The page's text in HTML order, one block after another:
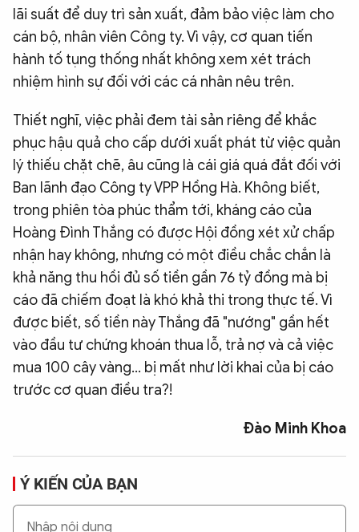
lãi suất để duy trì sản xuất, đảm bảo việc làm cho
cán bộ, nhân viên Công ty. Vì vậy, cơ quan tiến
hành tố tụng thống nhất không xem xét trách
nhiệm hình sự đối với các cá nhân nêu trên.
Thiết nghĩ, việc phải đem tài sản riêng để khắc
phục hậu quả cho cấp dưới xuất phát từ việc quản
lý thiếu chặt chẽ, âu cũng là cái giá quá đắt đối với
Ban lãnh đạo Công ty VPP Hồng Hà. Không biết,
trong phiên tòa phúc thẩm tới, kháng cáo của
Hoàng Đình Thắng có được Hội đồng xét xử chấp
nhận hay không, nhưng có một điều chắc chắn là
khả năng thu hồi đủ số tiền gần 76 tỷ đồng mà bị
cáo đã chiếm đoạt là khó khả thi trong thực tế. Vì
được biết, số tiền này Thắng đã "nướng" gần hết
vào đầu tư chứng khoán thua lỗ, trả nợ và cả việc
mua 100 cây vàng... bị mất như lời khai của bị cáo
trước cơ quan điều tra?!
Đào Minh Khoa
Ý KIẾN CỦA BẠN